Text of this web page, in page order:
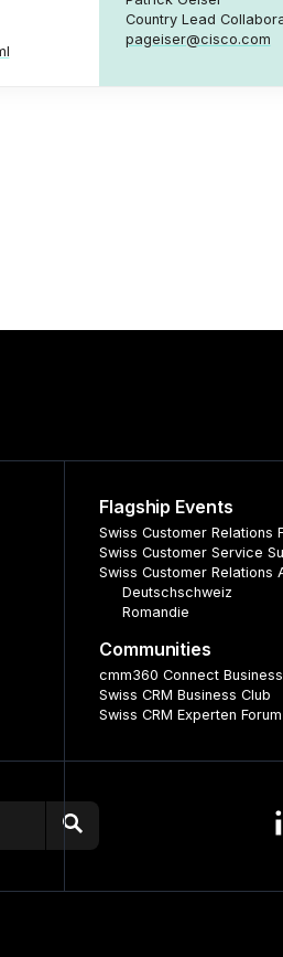
Country Lead
pageiser@cisco.com
Flagship Events
Swiss Customer Relations
Swiss Customer Service
Swiss Customer Relations
Deutschschweiz
Romandie
Communities
cmm360 Connect
Swiss CRM Business Club
Swiss CRM Experten Forum